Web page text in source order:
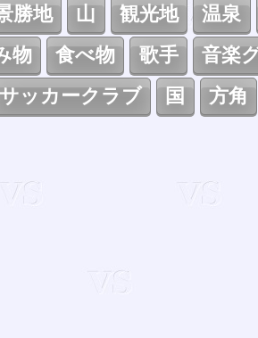
勝地 山 観光地
温泉
物
食べ物 歌手
音楽
サッカークラブ
国 方角